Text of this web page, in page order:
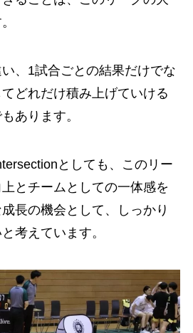
、1試合ごとの結果だけでな
どれだけ積み上げていける
あります。
としても、このリー
とチームとしての一体感を
長の機会として、しっかり
考えています。